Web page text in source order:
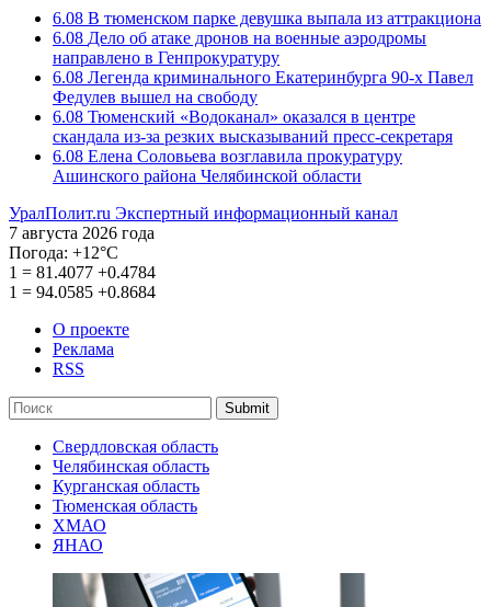
6.08 В тюменском парке девушка выпала из аттракциона
6.08 Дело об атаке дронов на военные аэродромы
направлено в Генпрокуратуру
6.08 Легенда криминального Екатеринбурга 90-х Павел
Федулев вышел на свободу
6.08 Тюменский «Водоканал» оказался в центре
скандала из-за резких высказываний пресс-секретаря
6.08 Елена Соловьева возглавила прокуратуру
Ашинского района Челябинской области
УралПолит.ru Экспертный информационный канал
7 августа 2026 года
Погода: +12°С
1 = 81.4077 +0.4784
1 = 94.0585 +0.8684
О проекте
Реклама
RSS
Submit
Свердловская область
Челябинская область
Курганская область
Тюменская область
ХМАО
ЯНАО